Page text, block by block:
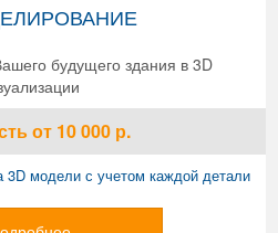
будущего здания в 3D
от 10 000 р.
3D модели с учетом каждой детали